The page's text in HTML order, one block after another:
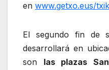
en www.getxo.eus/
El segundo fin de
desarrollará en
son las plazas